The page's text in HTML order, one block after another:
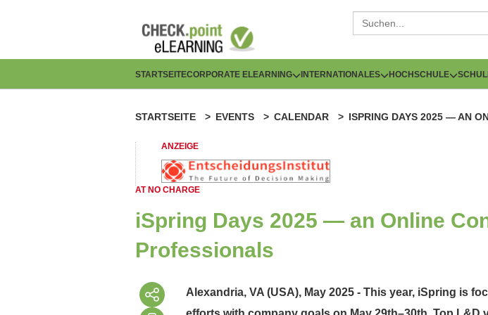
H
p
t
n
a
i
STARTSEITECORPORATE ELEARNING INTERNATIONALES HOCHSCHULE
P
f
a
d
n
v
STARTSEITE EVENTS CALENDAR ISPRING DAYS 2025 — AN
ANZEIGE
AT NO CHARGE
iSpring Days 2025 — an Online
Professionals
Alexandria, VA (USA), May 2025 - This year, iSpring is